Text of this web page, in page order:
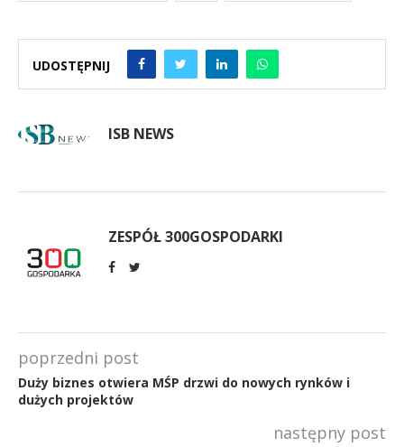
UDOSTĘPNIJ
ISB NEWS
ZESPÓŁ 300GOSPODARKI
poprzedni post
Duży biznes otwiera MŚP drzwi do nowych rynków i
dużych projektów
następny post